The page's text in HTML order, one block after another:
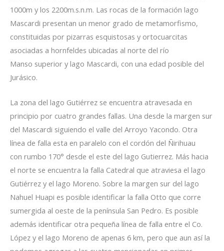
1000m y los 2200m.s.n.m. Las rocas de la formación lago
Mascardi presentan un menor grado de metamorfismo,
constituidas por pizarras esquistosas y ortocuarcitas
asociadas a hornfeldes ubicadas al norte del río
Manso superior y lago Mascardi, con una edad posible del
Jurásico.
La zona del lago Gutiérrez se encuentra atravesada en
principio por cuatro grandes fallas. Una desde la margen sur
del Mascardi siguiendo el valle del Arroyo Yacondo. Otra
línea de falla esta en paralelo con el cordón del Ñirihuau
con rumbo 170° desde el este del lago Gutierrez. Más hacia
el norte se encuentra la falla Catedral que atraviesa el lago
Gutiérrez y el lago Moreno. Sobre la margen sur del lago
Nahuel Huapi es posible identificar la falla Otto que corre
sumergida al oeste de la península San Pedro. Es posible
además identificar otra pequeña línea de falla entre el Co.
López y el lago Moreno de apenas 6 km, pero que aun así la